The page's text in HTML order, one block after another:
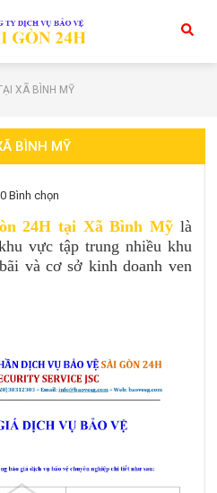
XÃ BÌNH MỸ
BÌNH MỸ
0 Bình chọn
24H tại Xã Bình Mỹ là
vực tập trung nhiều khu
và cơ sở kinh doanh ven